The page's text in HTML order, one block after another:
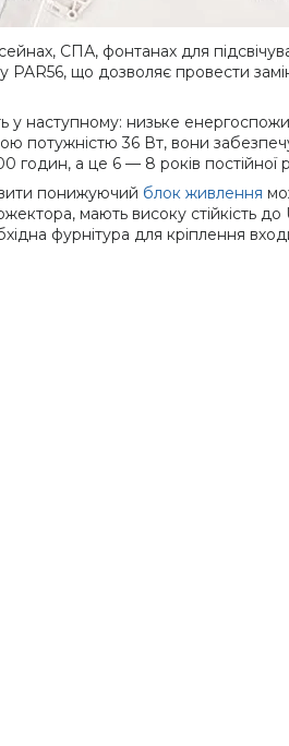
СПА, фонтанах для
що дозволяє провести
наступному: низьке
потужністю 36 Вт, вони
а це 6 — 8 років постійної
понижуючий блок живлення
мають високу стійкість до
фурнітура для кріплення